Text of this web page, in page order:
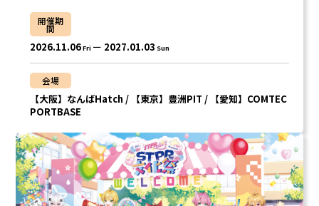
莉犬
ころん
ジェル ななもり。
騎士X - Knight X -
しゆん タケヤキ翔
開催期
間
2026.11.06Fri 2027.01.03 Sun
会場
【大阪】なんばHatch / 【東京】豊洲PIT / 【愛知】COMTEC
PORTBASE